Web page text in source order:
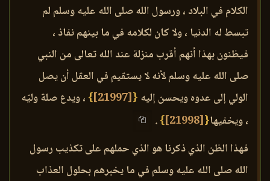
الكلام في البلاد ، ورسول الله صلى الله عليه وسلم لم
تبسط له الدنيا ، ولا كان لكلامه في ما بينهم نفاذ ،
فيظنون بهذا أنهم أقرب منزلة عند الله تعالى من النبي
صلى الله عليه وسلم لأنه لا يستقيم في العقل أن يصل
الولي إلى عدوه ويحسن إليه {
[21997]
} ، ويدع صلة وليّه
، ويخفيها{
[21998]
}
.
فهذا الظن الذي ذكرنا هو الذي حملهم على تكذيب رسول
الله صلى الله عليه وسلم في ما يخبرهم بحلول العذاب